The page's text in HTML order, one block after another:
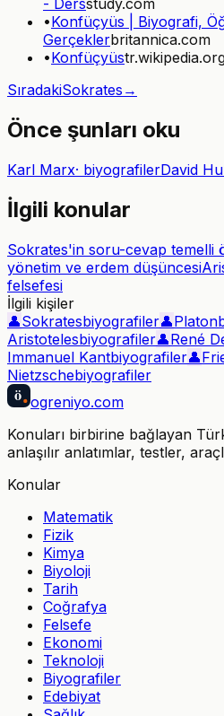
- Dersstudy.com
•Konfüçyüs | Biyografi,
Gerçeklerbritannica.com
•Konfüçyüs
SıradakiSokrates →
Önce şunları oku
Karl Marx· biyografilerDavid
İlgili konular
Sokrates'in soru-cevap temelli
yönetim ve erdem düşüncesi
felsefesi
İlgili kişiler
👤Sokratesbiyografiler👤Platon
Aristotelesbiyografiler👤René
Immanuel Kantbiyografiler👤
Nietzschebiyografiler
ö ogreniyo.com
Konuları birbirine bağlayan
anlaşılır anlatımlar, testler,
Konular
Matematik
Fizik
Kimya
Biyoloji
Tarih
Coğrafya
Felsefe
Ekonomi
Teknoloji
Biyografiler
Edebiyat